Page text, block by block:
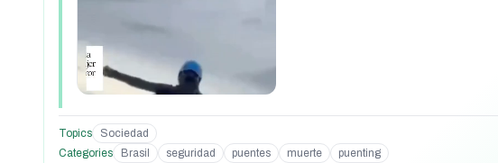
Topics Sociedad
Categories
Brasil seguridad puentes muerte
puenting